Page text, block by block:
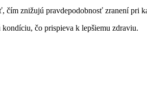
čím znižujú pravdepodobnosť zranení pri
čo prispieva k lepšiemu zdraviu.